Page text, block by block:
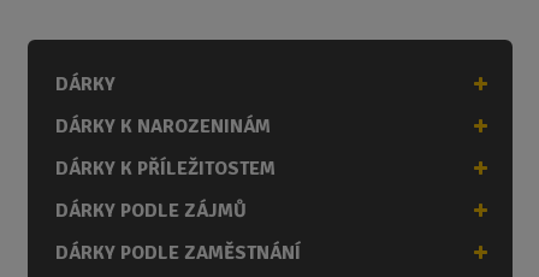
DÁRKY
DÁRKY K NAROZENINÁM
DÁRKY K PŘÍLEŽITOSTEM
DÁRKY PODLE ZÁJMŮ
DÁRKY PODLE ZAMĚSTNÁNÍ